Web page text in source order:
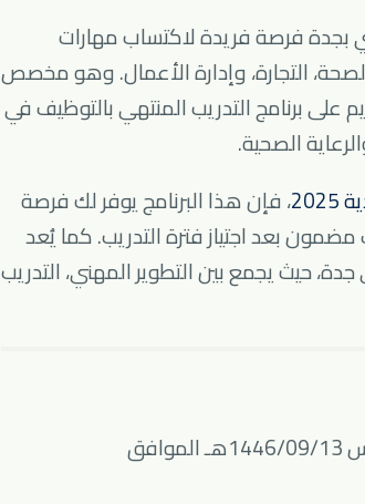
بجدة فرصة فريدة لاكتساب مهارات
التجارة، وإدارة الأعمال. وهو مخصص
على برنامج التدريب المنتهي بالتوظيف في
الصحية.
، فإن هذا البرنامج يوفر لك فرصة
بعد اجتياز فترة التدريب. كما يُعد
حيث يجمع بين التطوير المهني، التدريب
📅 موعد التقديم: التقديم متاح حاليًا، وينتهي يوم الخميس 1446/09/13هـ الموافق